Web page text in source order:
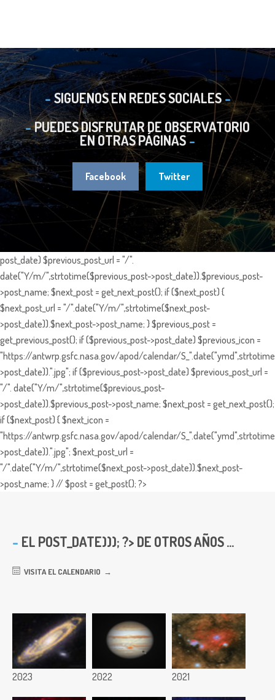
SIGUENOS EN REDES SOCIALES
PUEDES DISFRUTAR DE OBSERVATORIO
EN OTRAS PÁGINAS
Facebook Twitter
post_date) $previous_post_url = "/".
date("Y/m/",strtotime($previous_post->post_date)).$previous_post-
>post_name; $next_post = get_next_post(); if ($next_post) {
$next_post_url = "/".date("Y/m/",strtotime($next_post-
>post_date)).$next_post->post_name; } $previous_post =
get_previous_post(); if ($previous_post->post_date) $previous_icon =
"https://antwrp.gsfc.nasa.gov/apod/calendar/
>post_date)).".jpg"; if ($previous_post->post_date) $previous_post_url =
"/". date("Y/m/",strtotime($previous_post-
>post_date)).$previous_post->post_name; $next_post = get_next_post();
if ($next_post) { $next_icon =
"https://antwrp.gsfc.nasa.gov/apod/calendar/
>post_date)).".jpg"; $next_post_url =
"/".date("Y/m/",strtotime($next_post->post_date)).$next_post-
>post_name; } // $post = get_post(); ?>
EL POST_DATE))); ?> DE OTROS AÑOS ...
VISITA EL CALENDARIO
2023 2022 2021